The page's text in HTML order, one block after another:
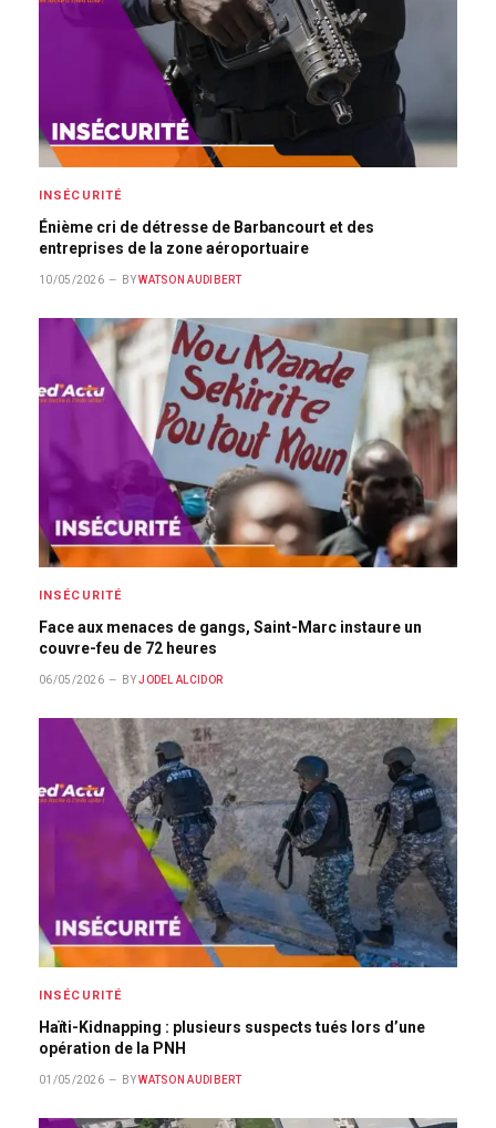
INSÉCURITÉ
Énième cri de détresse de Barbancourt et des
entreprises de la zone aéroportuaire
10/05/2026 BY WATSON AUDIBERT
INSÉCURITÉ
Face aux menaces de gangs, Saint-Marc instaure un
couvre-feu de 72 heures
06/05/2026 BY JODEL ALCIDOR
INSÉCURITÉ
Haïti-Kidnapping : plusieurs suspects tués lors d’une
opération de la PNH
01/05/2026 BY WATSON AUDIBERT